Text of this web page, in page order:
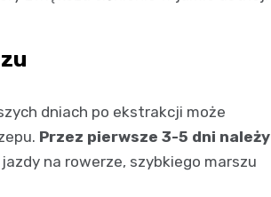
dniach po ekstrakcji może
Przez pierwsze 3-5 dni należy
na rowerze, szybkiego marszu